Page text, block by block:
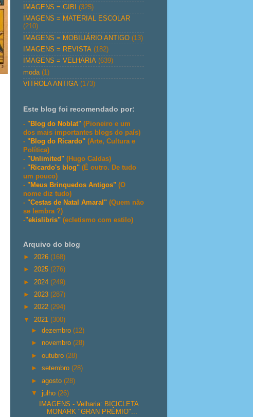
IMAGENS = GIBI
(325)
IMAGENS = MATERIAL ESCOLAR
(210)
IMAGENS = MOBILIÁRIO ANTIGO (13)
IMAGENS = REVISTA (182)
IMAGENS = VELHARIA (639)
moda (1)
VITROLA ANTIGA (173)
Este blog foi recomendado por:
- "Blog do Noblat" (Pioneiro e um
dos mais importantes blogs do país)
- "Blog do Ricardo" (Arte, Cultura e
Política)
- "Unlimited" (Hugo Caldas)
- "Ricardo's blog" (É outro. De tudo
um pouco)
- "Meus Brinquedos Antigos" (O
nome diz tudo)
- "Cestas de Natal Amaral" (Quem não
se lembra ?)
-"ekislibris" (ecletismo com estilo)
Arquivo do blog
► 2026 (168)
► 2025 (276)
► 2024 (249)
► 2023 (287)
► 2022 (294)
▼ 2021 (300)
►dezembro(12)
► novembro(28)
►outubro(28)
►setembro(28)
►agosto(28)
▼julho(26)
IMAGENS - Velharia: BICICLETA
MONARK "GRAN PRÊMIO"...